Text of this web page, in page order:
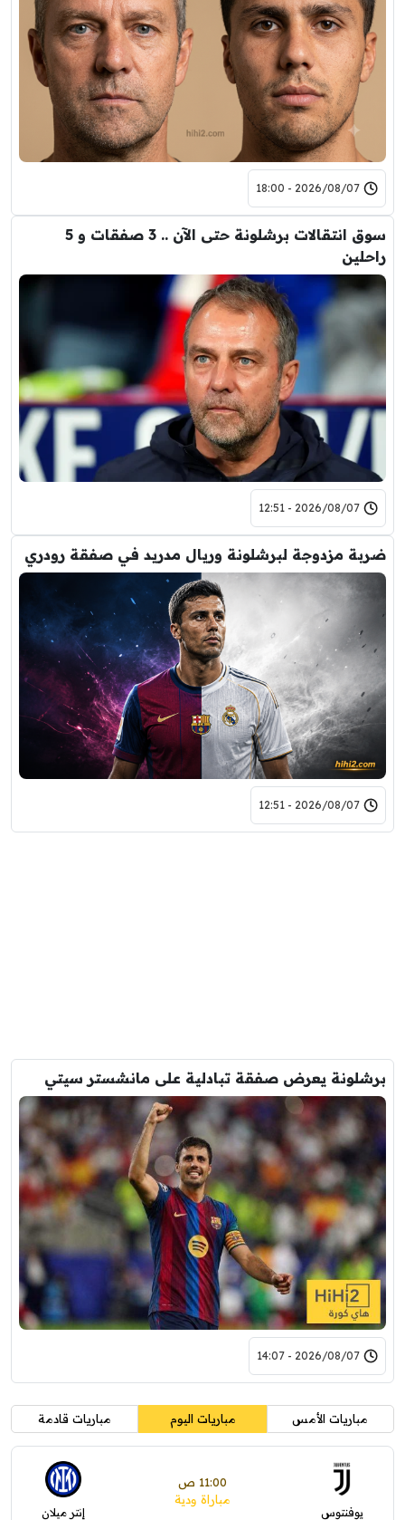
2026/08/07 - 18:00
سوق انتقالات برشلونة حتى الآن .. 3 صفقات و 5
راحلين
2026/08/07 - 12:51
ضربة مزدوجة لبرشلونة وريال مدريد في صفقة رودري
2026/08/07 - 12:51
برشلونة يعرض صفقة تبادلية على مانشستر سيتي
2026/08/07 - 14:07
مباريات الأمس مباريات اليوم مباريات قادمة
يوفنتوس
11:00 ص
مباراة ودية
إنتر ميلان